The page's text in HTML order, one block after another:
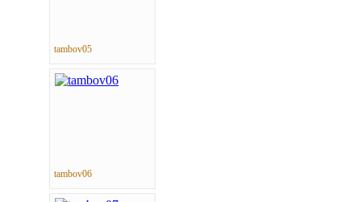
tambov05
tambov06